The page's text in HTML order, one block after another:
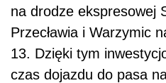
na drodze ekspresowej
Przecławia i Warzymic
13. Dzięki tym
czas dojazdu do pasa